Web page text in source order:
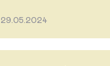
29.05.2024